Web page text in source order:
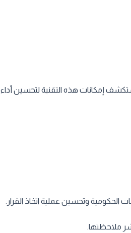
إمكانات هذه التقنية لتحسين أداء
الحكومية وتحسين عملية اتخاذ القرار.
ملاحظتها.